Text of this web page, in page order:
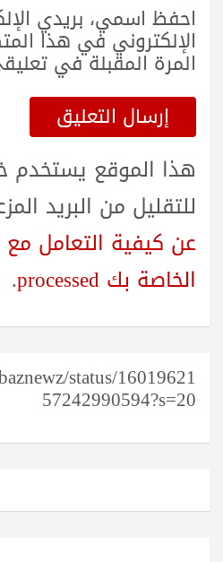
احفظ اسمي، بريدي
الإلكتروني في هذا
المرة المقبلة في
هذا الموقع
للتقليل من البريد
عن كيفية التعامل مع
الخاصة بك processed
.
status/16019621
57242990594?s=20